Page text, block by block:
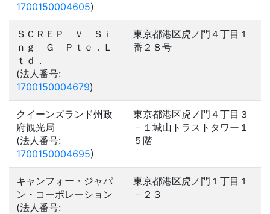
1700150004605)
ＳＣＲＥＰ Ｖ Ｓｉ
ｎｇ Ｇ Ｐｔｅ．Ｌ
ｔｄ．
(法人番号:
1700150004679)
東京都港区虎ノ門４丁目１
番２８号
クイーンズランド州政
府観光局
(法人番号:
1700150004695)
東京都港区虎ノ門４丁目３
－１城山トラストタワー１
５階
キャンフォー・ジャパ
ン・コーポレーション
(法人番号:
東京都港区虎ノ門１丁目１
－２３